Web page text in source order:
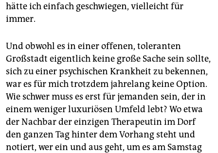
hätte ich einfach geschwiegen, vielleicht für
immer.
Und obwohl es in einer offenen, toleranten
Großstadt eigentlich keine große Sache sein sollte,
sich zu einer psychischen Krankheit zu bekennen,
war es für mich trotzdem jahrelang keine Option.
Wie schwer muss es erst für jemanden sein, der in
einem weniger luxuriösen Umfeld lebt? Wo etwa
der Nachbar der einzigen Therapeutin im Dorf
den ganzen Tag hinter dem Vorhang steht und
notiert, wer ein und aus geht, um es am Samstag